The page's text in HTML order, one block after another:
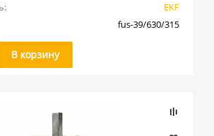
EKF
fus-39/630/315
В корзину